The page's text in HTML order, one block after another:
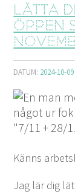
BLOGG
Lätta
öppen
DATUM: 2024-10-
Känns
Jag lär dig